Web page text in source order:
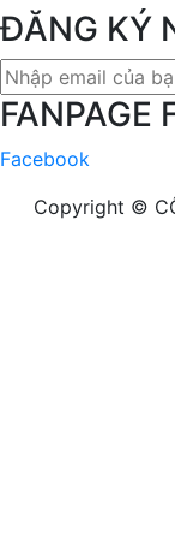
ĐĂNG KÝ
FANPAGE
Facebook
Copyright ©